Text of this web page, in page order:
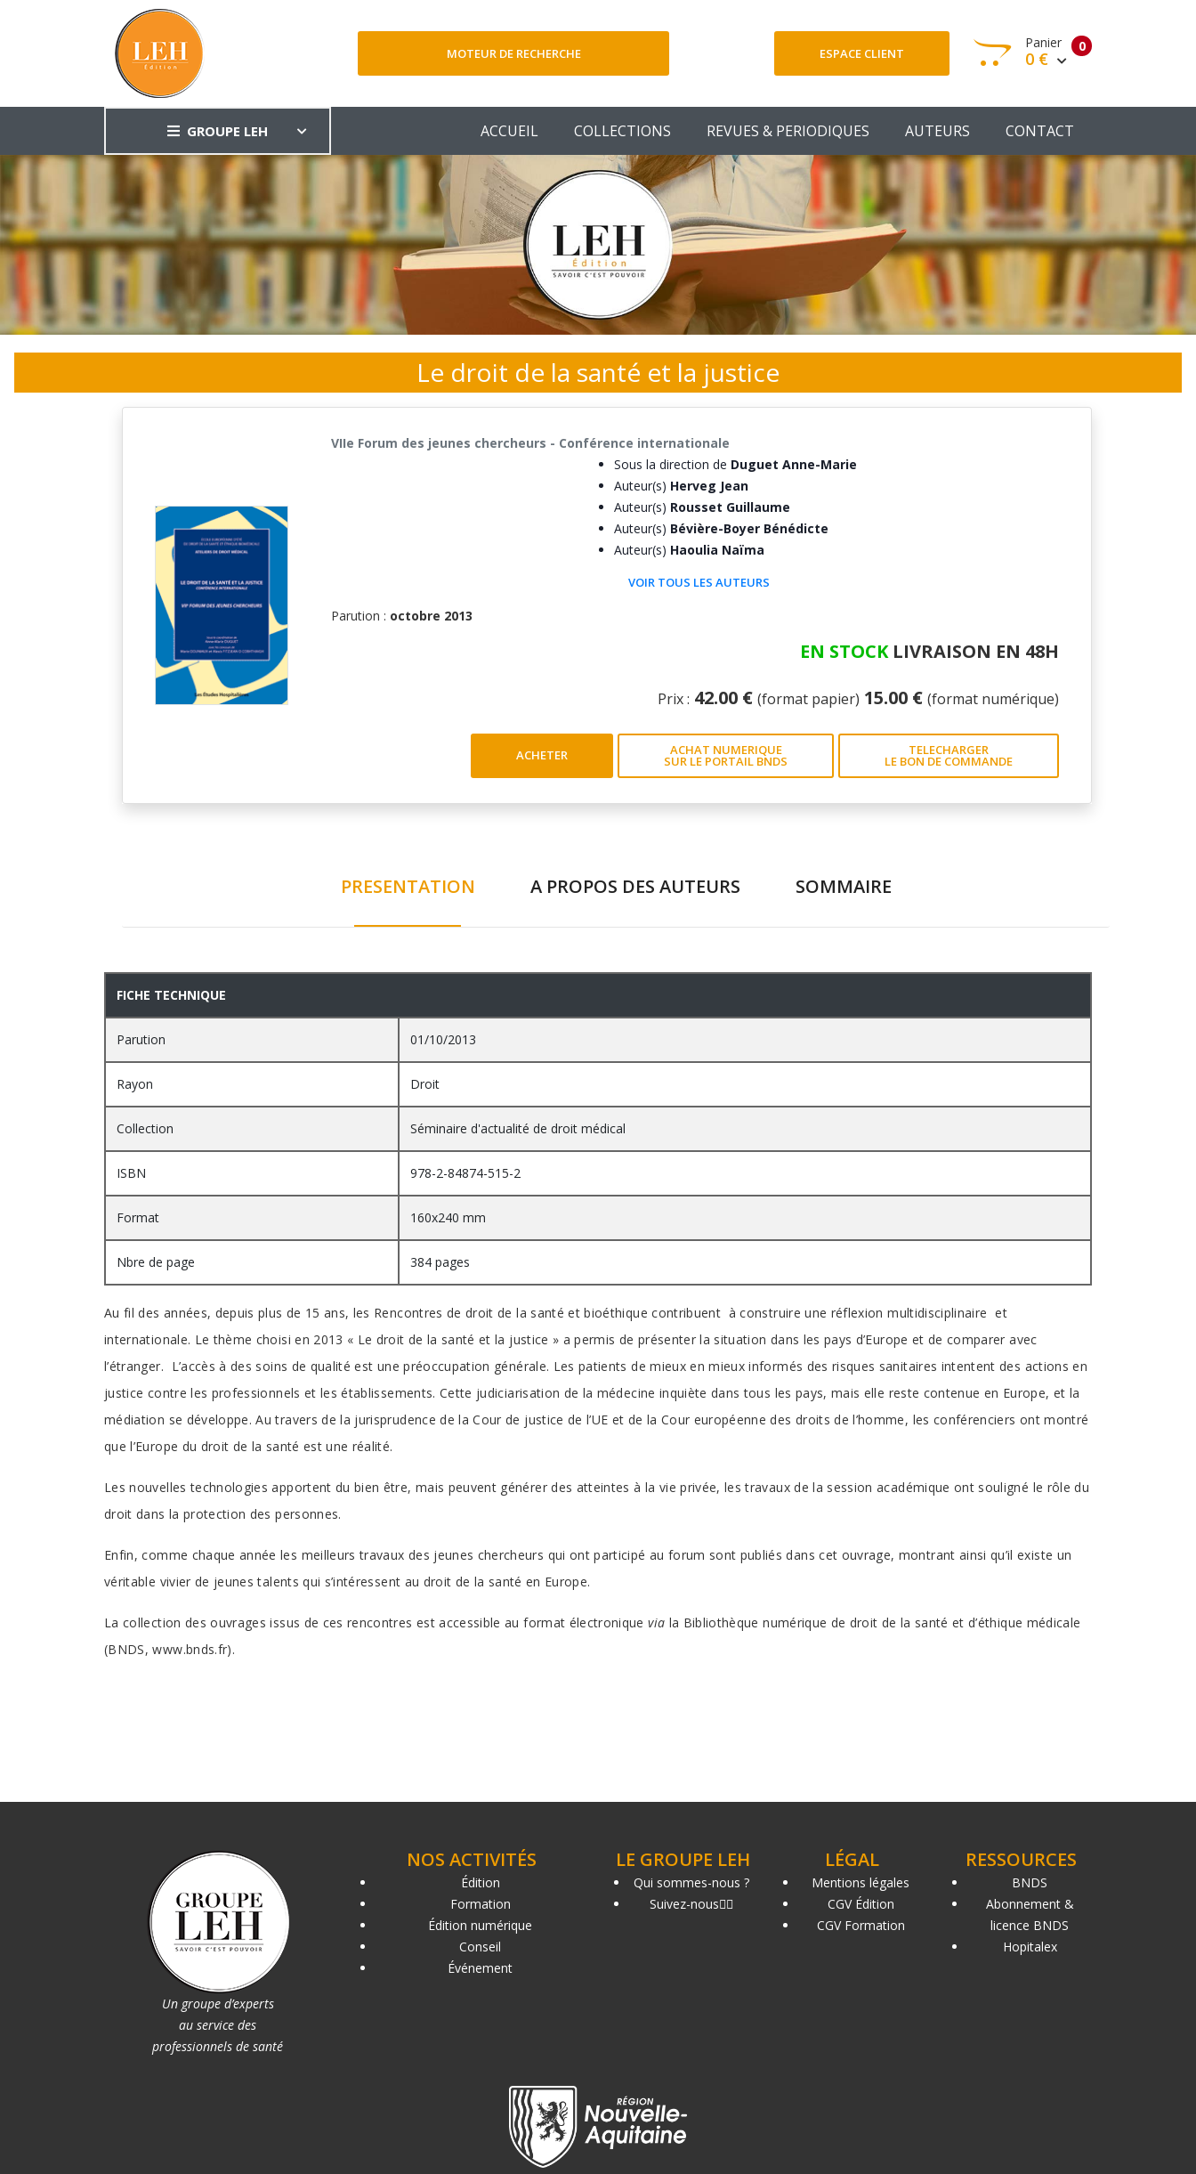
MOTEUR DE RECHERCHE ESPACE CLIENT 0
Panier
0 €
Votre panier est vide
Votre Panier
GROUPE LEH ACCUEIL COLLECTIONS REVUES & PERIODIQUES AUTEURS CONTACT
Le droit de la santé et la justice
VIIe Forum des jeunes chercheurs - Conférence internationale
Sous la direction de Duguet Anne-Marie
Auteur(s) Herveg Jean
Auteur(s) Rousset Guillaume
Auteur(s) Bévière-Boyer Bénédicte
Auteur(s) Haoulia Naïma
VOIR TOUS LES AUTEURS
Parution : octobre 2013
EN STOCKLIVRAISON EN 48H
Prix : 42.00 € (format papier) 15.00 € (format numérique)
ACHETER ACHAT NUMERIQUE
SUR LE PORTAIL BNDS
TELECHARGER
LE BON DE COMMANDE
PRESENTATION A PROPOS DES AUTEURS SOMMAIRE
PRESENTATION
FICHE TECHNIQUE
Parution 01/10/2013
Rayon Droit
Collection Séminaire d'actualité de droit médical
ISBN 978-2-84874-515-2
Format 160x240 mm
Nbre de page 384 pages
Au fil des années, depuis plus de 15 ans, les Rencontres de droit de la santé et bioéthique contribuent à construire une réflexion multidisciplinaire et
internationale. Le thème choisi en 2013 « Le droit de la santé et la justice » a permis de présenter la situation dans les pays d’Europe et de comparer avec
l’étranger. L’accès à des soins de qualité est une préoccupation générale. Les patients de mieux en mieux informés des risques sanitaires intentent des actions en
justice contre les professionnels et les établissements. Cette judiciarisation de la médecine inquiète dans tous les pays, mais elle reste contenue en Europe, et la
médiation se développe. Au travers de la jurisprudence de la Cour de justice de l’UE et de la Cour européenne des droits de l’homme, les conférenciers ont montré
que l’Europe du droit de la santé est une réalité.
Les nouvelles technologies apportent du bien être, mais peuvent générer des atteintes à la vie privée, les travaux de la session académique ont souligné le rôle du
droit dans la protection des personnes.
Enfin, comme chaque année les meilleurs travaux des jeunes chercheurs qui ont participé au forum sont publiés dans cet ouvrage, montrant ainsi qu’il existe un
véritable vivier de jeunes talents qui s’intéressent au droit de la santé en Europe.
La collection des ouvrages issus de ces rencontres est accessible au format électroniquevia la Bibliothèque numérique de droit de la santé et d’éthique médicale
(BNDS,www.bnds.fr).
Un groupe d’experts
au service des
professionnels de santé
NOS ACTIVITÉS
Édition
Formation
Édition numérique
Conseil
Événement
LE GROUPE LEH
Qui sommes-nous ?
Suivez-nous
LÉGAL
Mentions légales
CGV Édition
CGV Formation
RESSOURCES
BNDS
Abonnement &
licence BNDS
Hopitalex